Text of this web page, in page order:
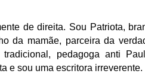
de direita. Sou Patriota,
da mamãe, parceira da
tradicional, pedagoga anti
e sou uma escritora irreverente.